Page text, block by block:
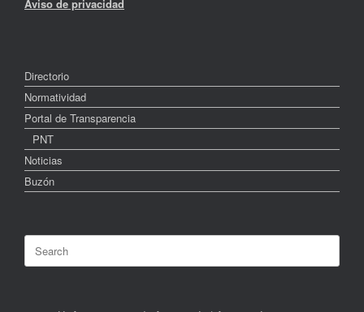
Aviso de privacidad
Directorio
Normatividad
Portal de Transparencia
PNT
Noticias
Buzón
Search
for: